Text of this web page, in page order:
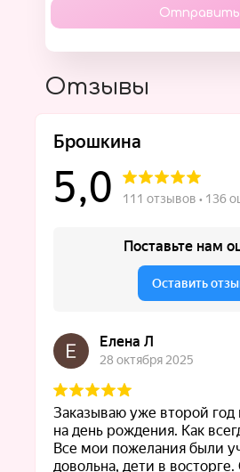
Отправить
Отзывы